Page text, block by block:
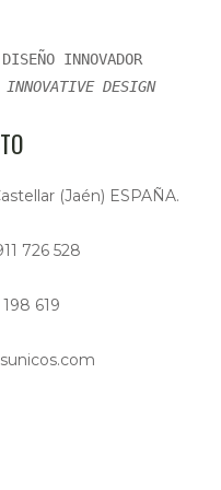
INNOVADOR
INNOVATIVE DESIGN
(Jaén) ESPAÑA.
726 528
619